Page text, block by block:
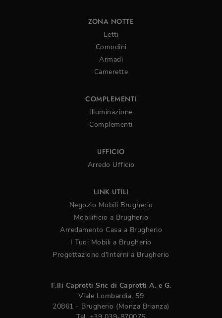
ZONA NOTTE
Letti
Comodini
Armadi
Camerette
COMPLEMENTI
Illuminazione
Complementi
UFFICIO
Arredo Ufficio
LINK UTILI
Negozio Mobili Brugherio
Mobilificio a Brugherio
Arredamento Casa a Brugherio
I Tuoi Mobili a Brugherio
Progettazione d'Interni a Brugherio
F.lli Caprotti Snc di Caprotti A. e G.
Viale Lombardia, 59
20861 - Brugherio (Monza Brianza)